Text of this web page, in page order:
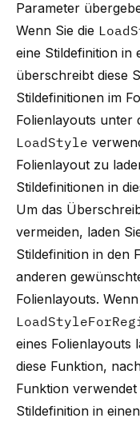
Parameter
Wenn Sie die
eine Stildefinition in
überschreibt diese
Stildefinitionen im
Folienlayouts unter
LoadStyle
Folienlayout zu
Stildefinitionen in
Um das
vermeiden, laden
Stildefinition in den
anderen
Folienlayouts.
eines Folienlayouts
diese Funktion,
Funktion
Stildefinition in